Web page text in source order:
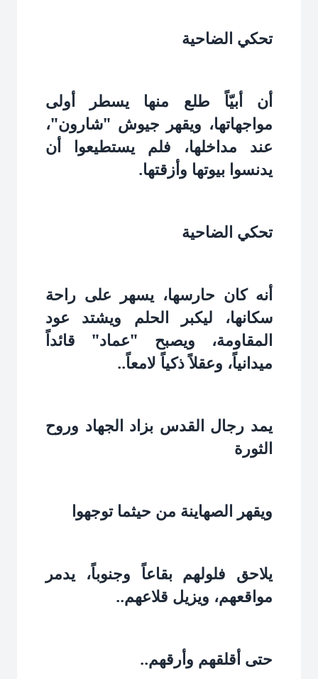
تحكي الضاحية‏
أن أبيّاً طلع منها يسطر أولى
مواجهاتها، ويقهر جيوش "شارون"،
عند مداخلها، فلم يستطيعوا أن
يدنسوا بيوتها وأزقتها.‏
تحكي الضاحية‏
أنه كان حارسها، يسهر على راحة
سكانها، ليكبر الحلم ويشتد عود
المقاومة، ويصبح "عماد" قائداً
ميدانياً، وعقلاً ذكياً لامعاً..‏
يمد رجال القدس بزاد الجهاد وروح
الثورة‏
ويقهر الصهاينة من حيثما توجهوا‏
يلاحق فلولهم بقاعاً وجنوباً، يدمر
مواقعهم، ويزيل قلاعهم..‏
حتى أقلقهم وأرقهم..‏